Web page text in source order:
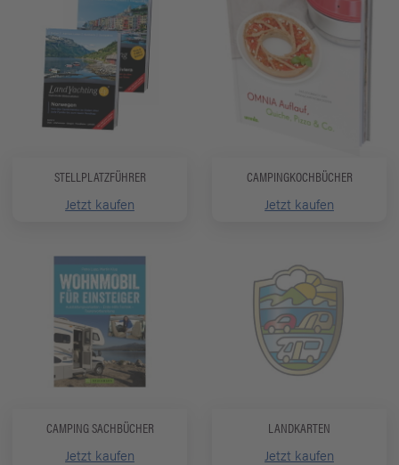
STELLPLATZFÜHRER
Jetzt kaufen
CAMPINGKOCHBÜCHER
Jetzt kaufen
CAMPING SACHBÜCHER
Jetzt kaufen
LANDKARTEN
Jetzt kaufen